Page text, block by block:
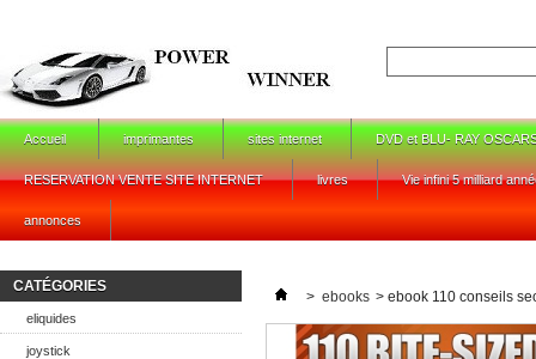
Accueil imprimantes sites internet DVD et BLU- RAY
RESERVATION VENTE SITE INTERNET livres Vie infini 5 milliard
annonces
CATÉGORIES
eliquides
joystick
> ebooks > ebook 110 conseils